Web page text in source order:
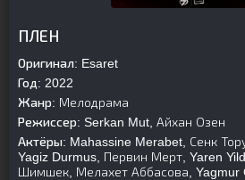
ПЛЕН
Оригинал: Esaret
Год: 2022
Жанр: Мелодрама
Режиссер: Serkan Mut, Айхан Озен
Актёры: Mahassine Merabet, Сенк
Yagiz Durmus, Первин Мерт, Yaren
Шимшек, Мелахет Аббасова, Yagmur